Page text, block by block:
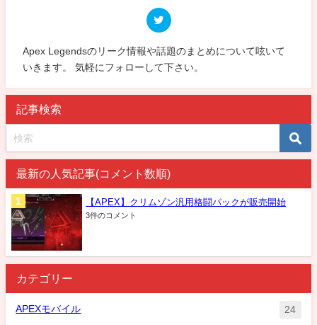
Apex Legendsのリーク情報や話題のまとめについて呟いて
いきます。 気軽にフォローして下さい。
記事検索
最新の人気記事(コメント数順)
【APEX】クリムゾン汎用格闘パックが販売開始
3件のコメント
カテゴリー
APEXモバイル 24